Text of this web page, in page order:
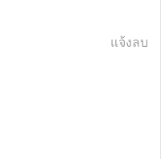
แจ้งลบ